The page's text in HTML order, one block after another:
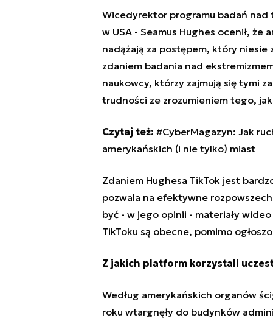
Wicedyrektor programu badań nad
w USA - Seamus Hughes ocenił,
nadążają za postępem, który niesie
zdaniem badania nad
naukowcy, którzy zajmują się tymi
trudności ze zrozumieniem tego,
Czytaj też: #CyberMagazyn: Jak
amerykańskich (i nie tylko) miast
Zdaniem Hughesa TikTok jest
pozwala na efektywne
być - w jego opinii - materiały
TikToku są obecne, pomimo
Z jakich platform korzystali
Według amerykańskich organów
roku wtargnęły do budynków